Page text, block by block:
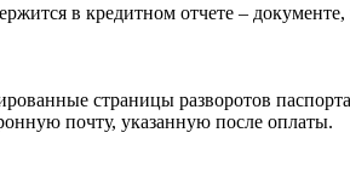
в кредитном отчете –
страницы разворотов
почту, указанную после оплаты.